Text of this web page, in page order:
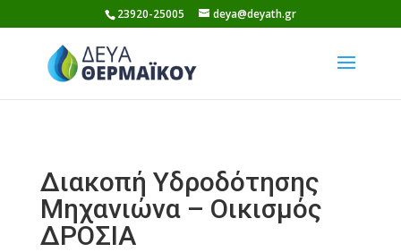
to
content
23920-25005 deya@deyath.gr
Διακοπή Υδροδότησης
Μηχανιώνα – Οικισμός
ΔΡΟΣΙΑ